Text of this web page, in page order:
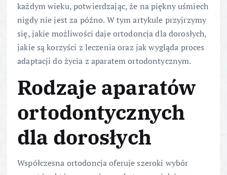
każdym wieku, potwierdzając, że na piękny uśmiech
nigdy nie jest za późno. W tym artykule przyjrzymy
się, jakie możliwości daje ortodoncja dla dorosłych,
jakie są korzyści z leczenia oraz jak wygląda proces
adaptacji do życia z aparatem ortodontycznym.
Rodzaje aparatów
ortodontycznych
dla dorosłych
Współczesna ortodoncja oferuje szeroki wybór